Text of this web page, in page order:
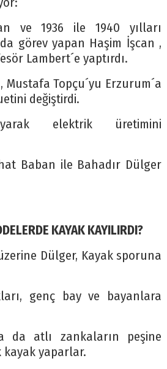
ve 1936 ile 1940 yılları
görev yapan Haşim İşcan ,
Lambert´e yaptırdı.
Topçu´yu Erzurum´a
değiştirdi.
elektrik üretimini
Baban ile Bahadır Dülger
KAYAK KAYILIRDI?
Dülger, Kayak sporuna
genç bay ve bayanlara
da atlı zankaların peşine
yaparlar.